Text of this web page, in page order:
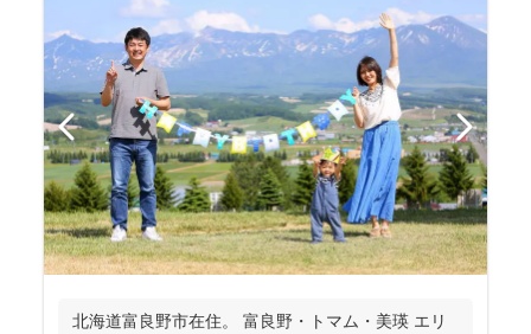
北海道富良野市在住。 富良野・トマム・美瑛 エリ